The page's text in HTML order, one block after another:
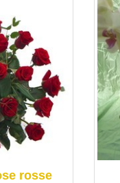
rosse